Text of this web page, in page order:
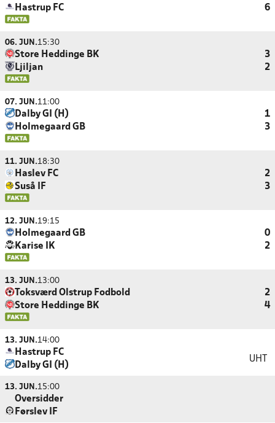
Hastrup FC
6
06. JUN.15:30
Store Heddinge BK
3
Ljiljan
2
07. JUN.11:00
Dalby GI (H)
1
Holmegaard GB
3
11. JUN.18:30
Haslev FC
2
Suså IF
3
12. JUN.19:15
Holmegaard GB
0
Karise IK
2
13. JUN.13:00
Toksværd Olstrup Fodbold
2
Store Heddinge BK
4
13. JUN.14:00
Hastrup FC
Dalby GI (H)
UHT
13. JUN.15:00
Oversidder
Førslev IF